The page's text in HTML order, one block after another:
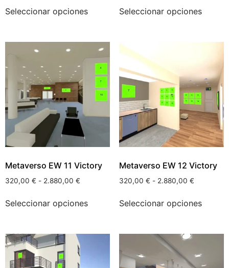
Seleccionar opciones Seleccionar opciones
Metaverso EW 11 Victory
320,00 € - 2.880,00 €
Seleccionar opciones
Metaverso EW 12 Victory
320,00 € - 2.880,00 €
Seleccionar opciones